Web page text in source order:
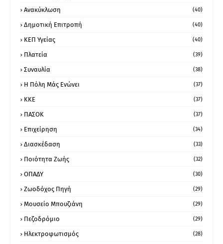
Ανακύκλωση (40)
Δημοτική Επιτροπή (40)
ΚΕΠ Υγείας (40)
Πλατεία (39)
Συναυλία (38)
Η Πόλη Μάς Ενώνει (37)
ΚΚΕ (37)
ΠΑΣΟΚ (37)
Επιχείρηση (34)
Διασκέδαση (33)
Ποιότητα Ζωής (32)
ΟΠΑΔΥ (30)
Ζωοδόχος Πηγή (29)
Μουσείο Μπουζιάνη (29)
Πεζοδρόμιο (29)
Ηλεκτροφωτισμός (28)